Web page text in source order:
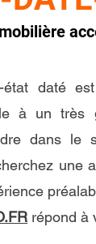
daté
à un très
dans le
une
répond à